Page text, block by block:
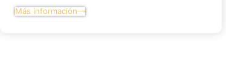
Más información